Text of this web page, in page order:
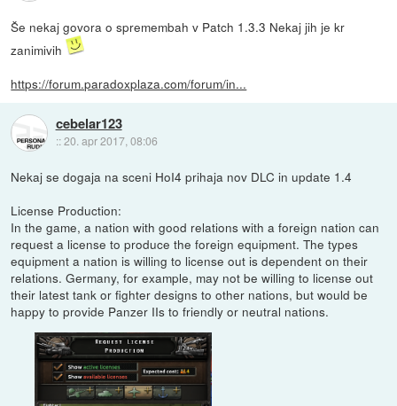
Še nekaj govora o spremembah v Patch 1.3.3 Nekaj jih je kr
zanimivih
https://forum.paradoxplaza.com/forum/in...
cebelar123
::20. apr 2017, 08:06
Nekaj se dogaja na sceni HoI4 prihaja nov DLC in update 1.4
License Production:
In the game, a nation with good relations with a foreign nation can
request a license to produce the foreign equipment. The types
equipment a nation is willing to license out is dependent on their
relations. Germany, for example, may not be willing to license out
their latest tank or fighter designs to other nations, but would be
happy to provide Panzer IIs to friendly or neutral nations.